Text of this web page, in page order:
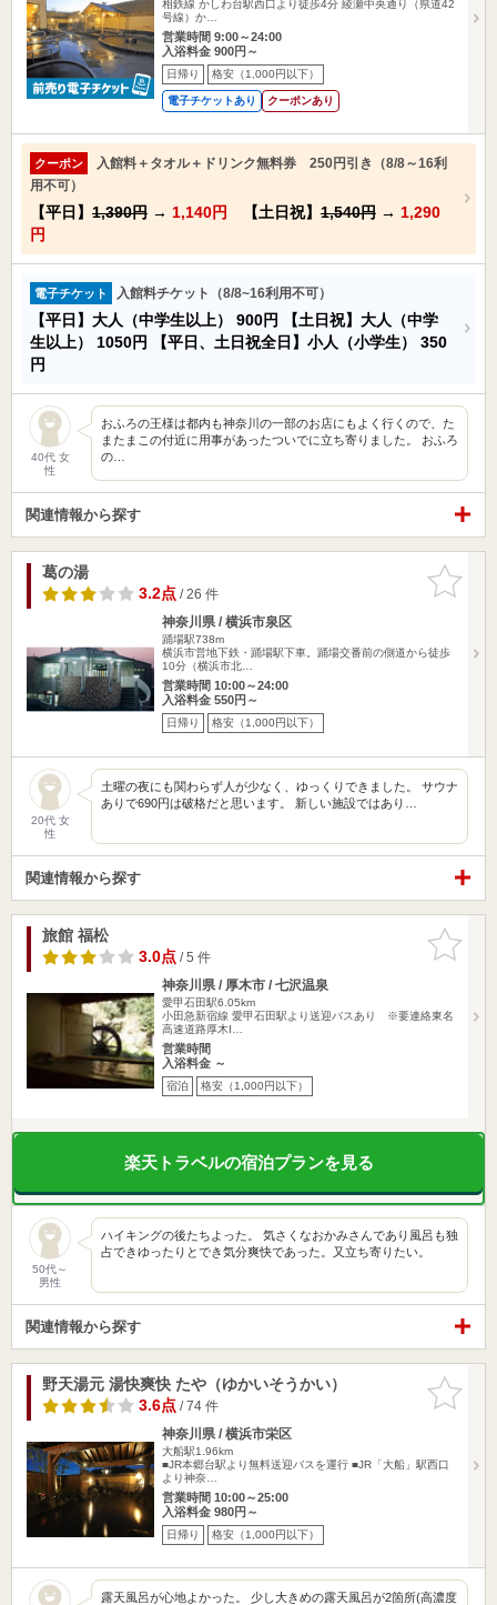
相鉄線 かしわ台駅西口より徒歩4分 綾瀬中央通り（県道42
号線）か…
営業時間 9:00～24:00
入浴料金 900円～
日帰り 格安（1,000円以下）
電子チケットあり クーポンあり
クーポン
入館料＋タオル＋ドリンク無料券 250円引き（8/8～16利
用不可）
【平日】 1,390円 → 1,140円 【土日祝】 1,540円 → 1,290
円
電子チケット 入館料チケット（8/8~16利用不可）
【平日】大人（中学生以上） 900円
【土日祝】大人（中学
生以上） 1050円 【平日、土日祝全日】小人（小学生） 350
円
40代 女
性
おふろの王様は都内も神奈川の一部のお店にもよく行くので、た
またまこの付近に用事があったついでに立ち寄りました。 おふろ
の…
関連情報から探す
お気に入
りに追加
葛の湯
3.2点/ 26 件
神奈川県 / 横浜市泉区
踊場駅738m
横浜市営地下鉄・踊場駅下車。踊場交番前の側道から徒歩
10分（横浜市北…
営業時間 10:00～24:00
入浴料金 550円～
日帰り 格安（1,000円以下）
20代 女
性
土曜の夜にも関わらず人が少なく、ゆっくりできました。 サウナ
ありで690円は破格だと思います。 新しい施設ではあり…
関連情報から探す
お気に入
りに追加
旅館 福松
3.0点/ 5 件
神奈川県 / 厚木市 / 七沢温泉
愛甲石田駅6.05km
小田急新宿線 愛甲石田駅より送迎バスあり ※要連絡東名
高速道路厚木I…
営業時間
入浴料金 ～
宿泊 格安（1,000円以下）
楽天トラベルの宿泊プランを見る
50代～
男性
ハイキングの後たちよった。 気さくなおかみさんであり風呂も独
占できゆったりとでき気分爽快であった。又立ち寄りたい。
関連情報から探す
お気に入
りに追加
野天湯元 湯快爽快 たや（ゆかいそうかい）
3.6点/ 74 件
神奈川県 / 横浜市栄区
大船駅1.96km
■JR本郷台駅より無料送迎バスを運行 ■JR「大船」駅西口
より神奈…
営業時間 10:00～25:00
入浴料金 980円～
日帰り 格安（1,000円以下）
露天風呂が心地よかった。 少し大きめの露天風呂が2箇所(高濃度